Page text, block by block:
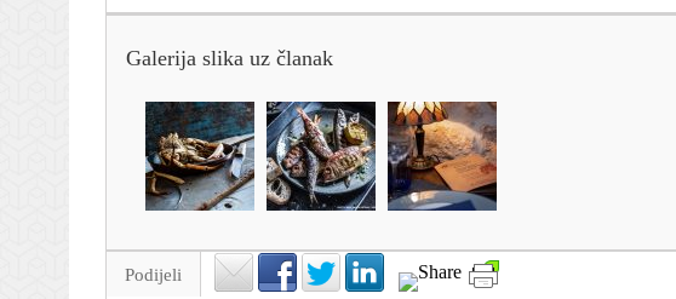
Galerija slika uz članak
Podijeli